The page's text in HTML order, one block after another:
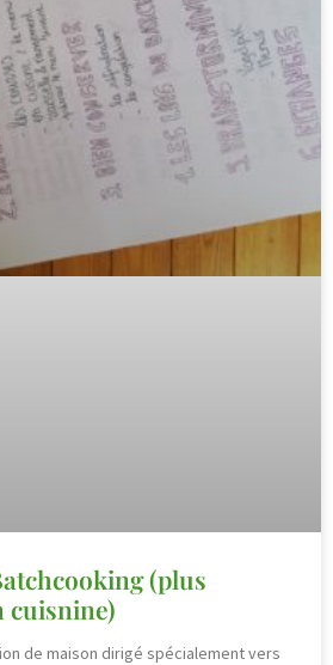
(plus
cuisnine)
de maison dirigé spécialement vers